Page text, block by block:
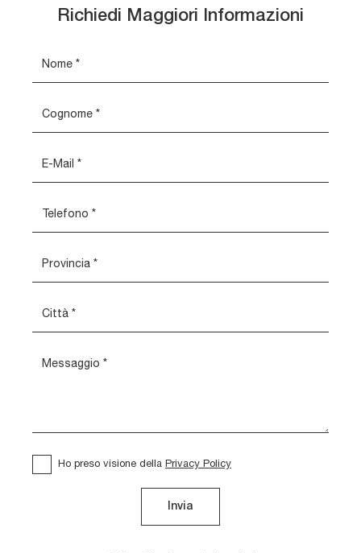
Richiedi Maggiori Informazioni
Ho preso visione della Privacy Policy
Invia